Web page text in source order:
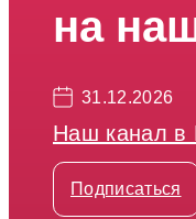
на
31.12.2026
Наш канал
Подписаться